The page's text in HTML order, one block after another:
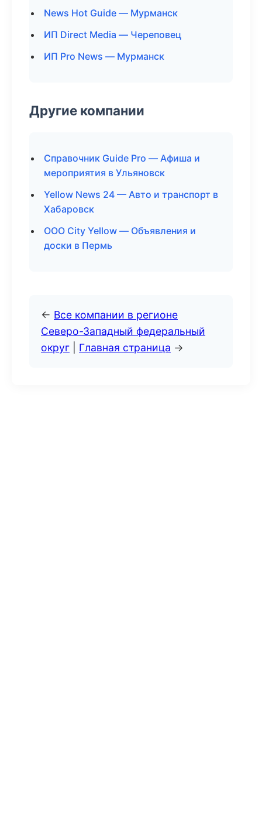
News Hot Guide — Мурманск
ИП Direct Media — Череповец
ИП Pro News — Мурманск
Другие компании
Справочник Guide Pro — Афиша и
мероприятия в Ульяновск
Yellow News 24 — Авто и транспорт в
Хабаровск
ООО City Yellow — Объявления и
доски в Пермь
← Все компании в регионе
Северо-Западный федеральный
округ
Главная страница →